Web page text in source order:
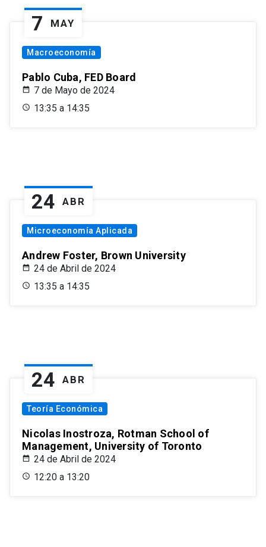
7 MAY
Macroeconomía
Pablo Cuba, FED Board
7 de Mayo de 2024
13:35 a 14:35
24 ABR
Microeconomía Aplicada
Andrew Foster, Brown University
24 de Abril de 2024
13:35 a 14:35
24 ABR
Teoría Económica
Nicolas Inostroza, Rotman School of
Management, University of Toronto
24 de Abril de 2024
12:20 a 13:20